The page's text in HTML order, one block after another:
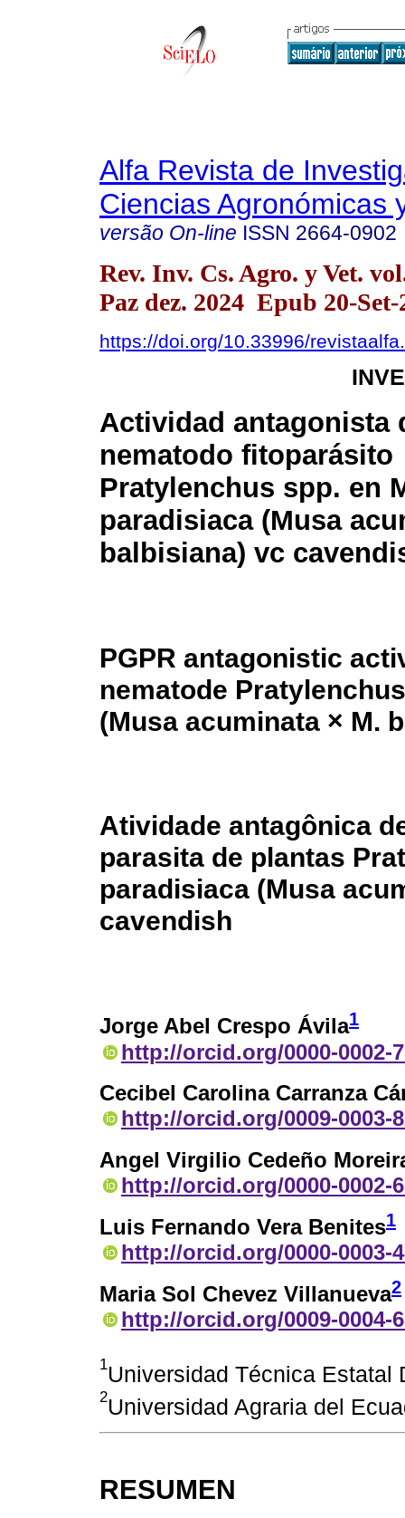
Alfa Revista de
Ciencias Agronómicas
versão On-line ISSN 2664-0902
Rev. Inv. Cs. Agro. y Vet.
Paz dez. 2024 Epub 20-Set-
https://doi.org/10.33996/
Actividad antagonista
nematodo fitoparásito
Pratylenchus spp. en
paradisiaca (Musa
balbisiana) vc
PGPR antagonistic
nematode
(Musa acuminata × M.
Atividade antagônica
parasita de plantas
paradisiaca (Musa
cavendish
Jorge Abel Crespo Ávila1
http://orcid.org/0000-0002-
Cecibel Carolina Carranza
http://orcid.org/0009-0003-
Angel Virgilio Cedeño
http://orcid.org/0000-0002-
Luis Fernando Vera Benites1
http://orcid.org/0000-0003-
Maria Sol Chevez Villanueva2
http://orcid.org/0009-0004-
1Universidad Técnica Estatal
2Universidad Agraria del
RESUMEN